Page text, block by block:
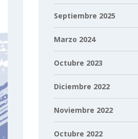
Septiembre 2025
Marzo 2024
Octubre 2023
Diciembre 2022
Noviembre 2022
Octubre 2022